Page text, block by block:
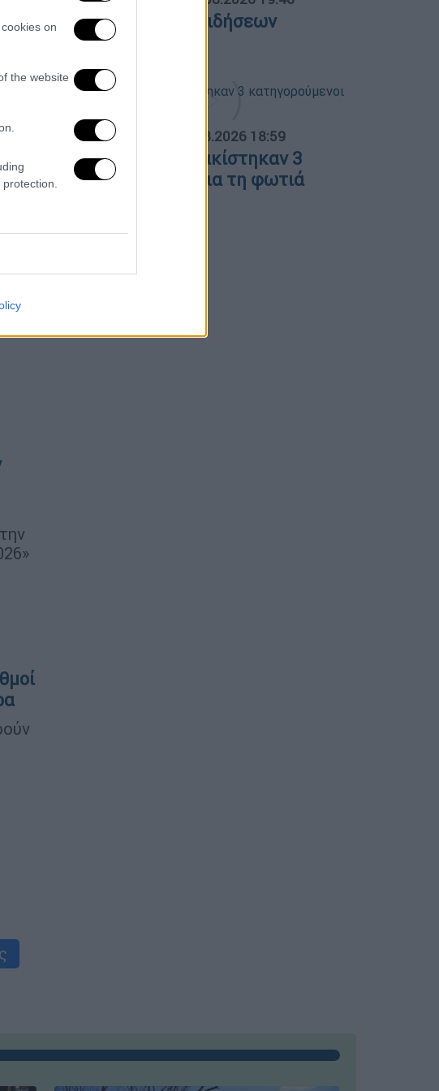
on
the website
Αθλητικό δελτίο ειδήσεων
07/08/2026
ΑΠΟΣΠΑΣΜΑΤΑ... 07.08.2026 18:59
Βοιωτία: Προφυλακίστηκαν 3
κατηγορούμενοι για τη φωτιά